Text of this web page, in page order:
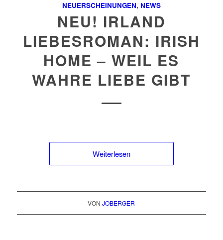
NEUERSCHEINUNGEN, NEWS
NEU! IRLAND
LIEBESROMAN: IRISH
HOME – WEIL ES
WAHRE LIEBE GIBT
Weiterlesen
VONJOBERGER